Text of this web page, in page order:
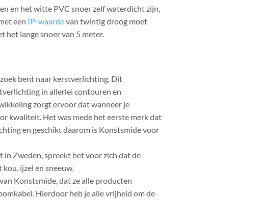
en het witte PVC snoer zelf waterdicht zijn,
een IP-waardevan twintig droog moet
het lange snoer van 5 meter.
bent naar kerstverlichting. Dit
in allerlei contouren en
zorgt ervoor dat wanneer je
kwaliteit. Het was mede het eerste merk dat
en geschikt daarom is Konstsmide voor
Zweden, spreekt het voor zich dat de
ijzel en sneeuw.
Konstsmide, dat ze alle producten
Hierdoor heb je alle vrijheid om de